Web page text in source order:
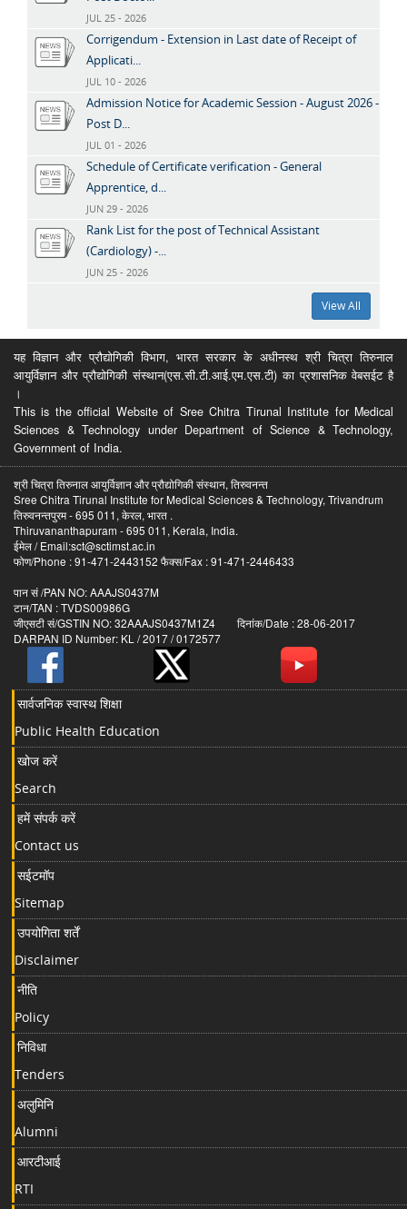
JUL 25 - 2026
Corrigendum - Extension in Last date of Receipt of
Applicati...
JUL 10 - 2026
Admission Notice for Academic Session - August 2026 -
Post D...
JUL 01 - 2026
Schedule of Certificate verification - General
Apprentice, d...
JUN 29 - 2026
Rank List for the post of Technical Assistant
(Cardiology) -...
JUN 25 - 2026
View All
यह विज्ञान और प्रौद्योगिकी विभाग, भारत सरकार के अधीनस्थ श्री चित्रा तिरुनाल
आयुर्विज्ञान और प्रौद्योगिकी संस्थान(एस.सी.टी.आई.एम.एस.टी) का प्रशासनिक वेबसईट है
।
This is the official Website of Sree Chitra Tirunal Institute for Medical
Sciences & Technology under Department of Science & Technology,
Government of India.
श्री चित्रा तिरुनाल आयुर्विज्ञान और प्रौद्योगिकी संस्थान, तिरुवनन्त
Sree Chitra Tirunal Institute for Medical Sciences & Technology, Trivandrum
तिरुवनन्तपुरम - 695 011, केरल, भारत .
Thiruvananthapuram - 695 011, Kerala, India.
ईमेल / Email:sct@sctimst.ac.in
फोण/Phone : 91-471-2443152 फैक्स/Fax : 91-471-2446433
पान सं /PAN NO: AAAJS0437M
टान/TAN : TVDS00986G
जीएसटी सं/GSTIN NO: 32AAAJS0437M1Z4 दिनांक/Date : 28-06-2017
DARPAN ID Number: KL / 2017 / 0172577
सार्वजनिक स्वास्थ शिक्षा
Public Health Education
खोज करें
Search
हमें संपर्क करें
Contact us
सईटमॉप
Sitemap
उपयोगिता शर्तें
Disclaimer
नीति
Policy
निविधा
Tenders
अलुमिनि
Alumni
आरटीआई
RTI